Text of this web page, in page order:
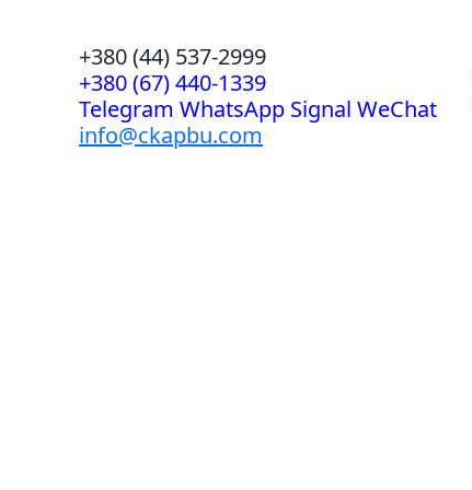
+380 (44) 537-2999
+380 (67) 440-1339
Telegram WhatsApp Signal WeChat
info@ckapbu.com